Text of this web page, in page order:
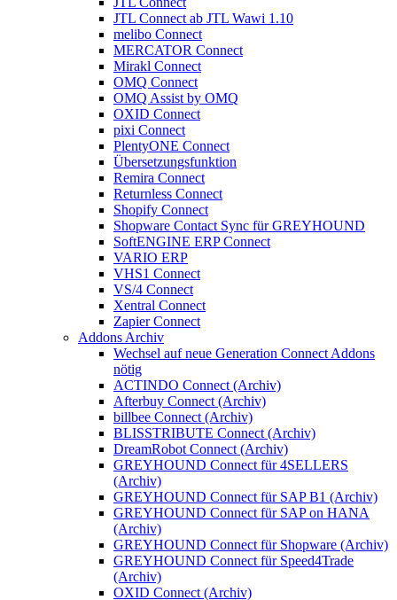
JTL Connect ab JTL Wawi 1.10
melibo Connect
MERCATOR Connect
Mirakl Connect
OMQ Connect
OMQ Assist by OMQ
OXID Connect
pixi Connect
PlentyONE Connect
Übersetzungsfunktion
Remira Connect
Returnless Connect
Shopify Connect
Shopware Contact Sync für GREYHOUND
SoftENGINE ERP Connect
VARIO ERP
VHS1 Connect
VS/4 Connect
Xentral Connect
Zapier Connect
Addons Archiv
Wechsel auf neue Generation Connect Addons
nötig
ACTINDO Connect (Archiv)
Afterbuy Connect (Archiv)
billbee Connect (Archiv)
BLISSTRIBUTE Connect (Archiv)
DreamRobot Connect (Archiv)
GREYHOUND Connect für 4SELLERS
(Archiv)
GREYHOUND Connect für SAP B1 (Archiv)
GREYHOUND Connect für SAP on HANA
(Archiv)
GREYHOUND Connect für Shopware (Archiv)
GREYHOUND Connect für Speed4Trade
(Archiv)
OXID Connect (Archiv)